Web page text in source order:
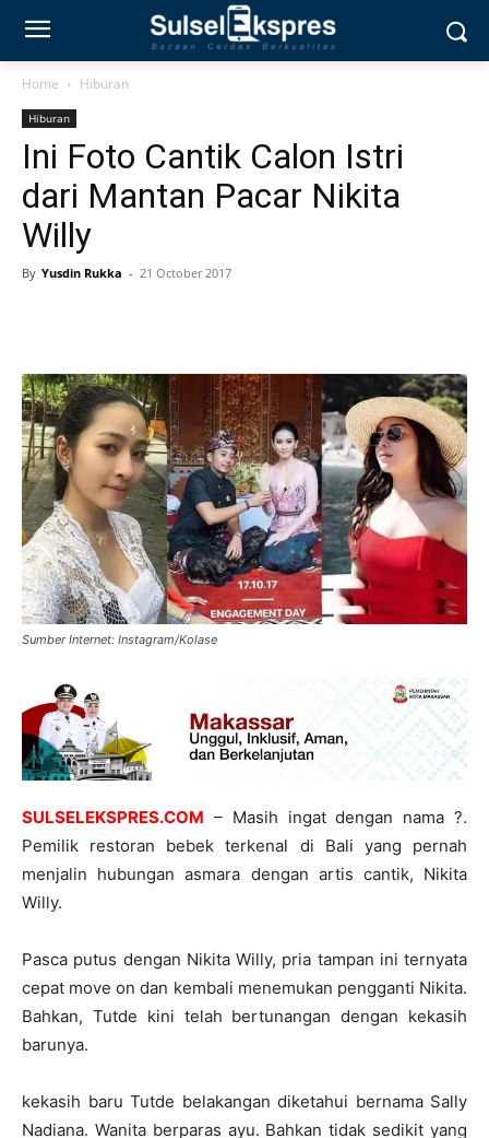
Home Hiburan
Hiburan
Ini Foto Cantik Calon Istri
dari Mantan Pacar Nikita
Willy
By Yusdin Rukka - 21 October 2017
Sumber Internet: Instagram/Kolase
SULSELEKSPRES.COM – Masih ingat dengan nama ?.
Pemilik restoran bebek terkenal di Bali yang pernah
menjalin hubungan asmara dengan artis cantik, Nikita
Willy.
Pasca putus dengan Nikita Willy, pria tampan ini ternyata
cepat move on dan kembali menemukan pengganti Nikita.
Bahkan, Tutde kini telah bertunangan dengan kekasih
barunya.
kekasih baru Tutde belakangan diketahui bernama Sally
Nadiana. Wanita berparas ayu. Bahkan tidak sedikit yang